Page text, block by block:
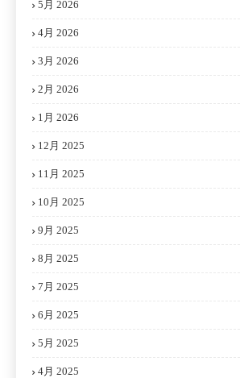
5月 2026
4月 2026
3月 2026
2月 2026
1月 2026
12月 2025
11月 2025
10月 2025
9月 2025
8月 2025
7月 2025
6月 2025
5月 2025
4月 2025